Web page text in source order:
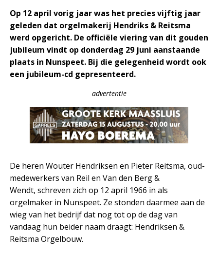
Op 12 april vorig jaar was het precies vijftig jaar
geleden dat orgelmakerij Hendriks & Reitsma
werd opgericht. De officiële viering van dit gouden
jubileum vindt op donderdag 29 juni aanstaande
plaats in Nunspeet. Bij die gelegenheid wordt ook
een jubileum-cd gepresenteerd.
advertentie
De heren Wouter Hendriksen en Pieter Reitsma, oud-
medewerkers van Reil en Van den Berg &
Wendt, schreven zich op 12 april 1966 in als
orgelmaker in Nunspeet. Ze stonden daarmee aan de
wieg van het bedrijf dat nog tot op de dag van
vandaag hun beider naam draagt: Hendriksen &
Reitsma Orgelbouw.